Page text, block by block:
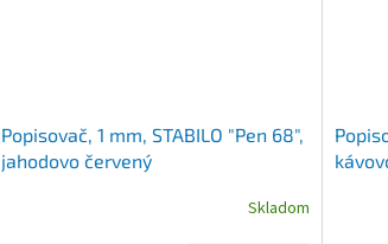
Popisovač, 1 mm, STABILO "Pen 68",
jahodovo červený
Skladom